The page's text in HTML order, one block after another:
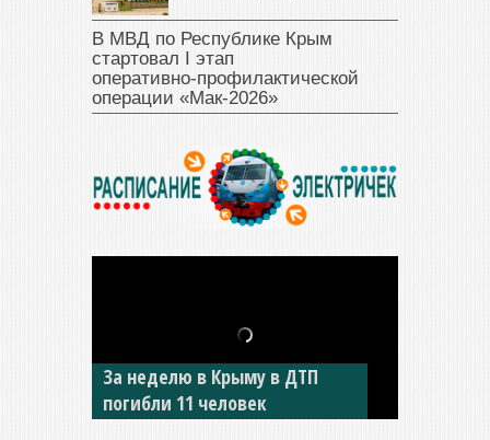
В МВД по Республике Крым
стартовал I этап
оперативно‑профилактической
операции «Мак‑2026»
В Джанкое водитель ВАЗа
сбил двух детей на «зебре»